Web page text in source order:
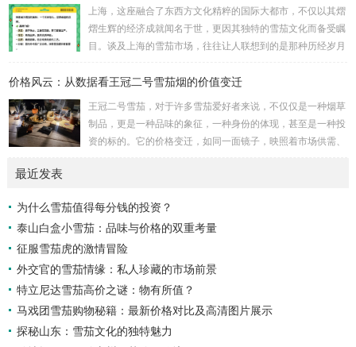
火花。想象一下，霓虹灯下，一位品味者手持雪茄，细品生
活，这不仅仅是抽烟，而是对城市脉动的低语，对历史的致
敬。 宁波的小国粹雪茄，源于上世纪的匠人传承，其制作...
上海，这座融合了东西方文化精粹的国际大都市，不仅以其熠
熠生辉的经济成就闻名于世，更因其独特的雪茄文化而备受瞩
目。谈及上海的雪茄市场，往往让人联想到的是那种历经岁月
更是一幅关于历史与现代、喧嚣与静谧交错的丰富画卷。 雪
而，在上海，这种传统符号被赋予了更多维度的意义。上海的
雪茄市场不仅仅是商品的交换平台，它更像是一个社交的场
域，是精英人士心灵的栖息之地，是文化传承与创新的纽...
价格风云：从数据看王冠二号雪茄烟的价值变迁
王冠二号雪茄，对于许多雪茄爱好者来说，不仅仅是一种烟草
制品，更是一种品味的象征，一种身份的体现，甚至是一种投
资的标的。它的价格变迁，如同一面镜子，映照着市场供需、
多方面的。原材料成本是基础。优质烟叶的种植、采摘、发酵
和醇化都需要耗费大量的人力物力，气候变化、病虫害等自然
因素也可能影响烟叶的产量和质量，进而影响雪茄的...
最近发表
为什么雪茄值得每分钱的投资？
泰山白盒小雪茄：品味与价格的双重考量
征服雪茄虎的激情冒险
外交官的雪茄情缘：私人珍藏的市场前景
特立尼达雪茄高价之谜：物有所值？
马戏团雪茄购物秘籍：最新价格对比及高清图片展示
探秘山东：雪茄文化的独特魅力